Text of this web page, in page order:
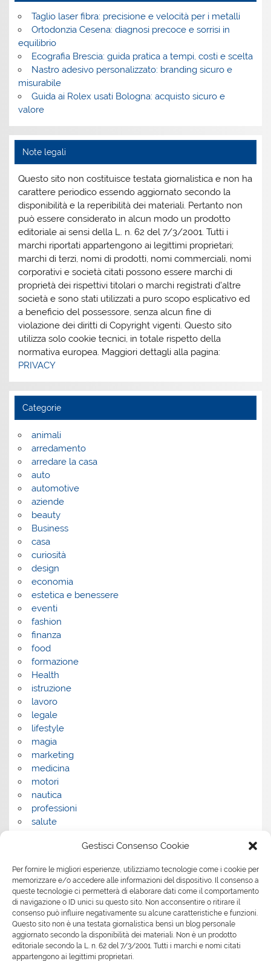
Gestisci Consenso Cookie
Per fornire le migliori esperienze, utilizziamo tecnologie come i cookie per
memorizzare e/o accedere alle informazioni del dispositivo. Il consenso a
queste tecnologie ci permetterà di elaborare dati come il comportamento
di navigazione o ID unici su questo sito. Non acconsentire o ritirare il
consenso può influire negativamente su alcune caratteristiche e funzioni.
Questo sito non è una testata giornalistica bensì un blog personale
aggiornato secondo la disponibilità dei materiali. Non è un prodotto
editoriale secondo la L. n. 62 del 7/3/2001. Tutti i marchi e nomi citati
appartengono ai legittimi proprietari.
Taglio laser fibra: precisione e velocità per i metalli
Ortodonzia Cesena: diagnosi precoce e sorrisi in
equilibrio
Ecografia Brescia: guida pratica a tempi, costi e scelta
Nastro adesivo personalizzato: branding sicuro e
misurabile
Guida ai Rolex usati Bologna: acquisto sicuro e
valore
Note legali
Questo sito non costituisce testata giornalistica e non ha
carattere periodico essendo aggiornato secondo la
disponibilità e la reperibilità dei materiali. Pertanto non
può essere considerato in alcun modo un prodotto
editoriale ai sensi della L. n. 62 del 7/3/2001. Tutti i
marchi riportati appartengono ai legittimi proprietari;
marchi di terzi, nomi di prodotti, nomi commerciali, nomi
corporativi e società citati possono essere marchi di
proprietà dei rispettivi titolari o marchi registrati d’altre
società e sono stati utilizzati a puro scopo esplicativo ed
a beneficio del possessore, senza alcun fine di
violazione dei diritti di Copyright vigenti. Questo sito
utilizza solo cookie tecnici, in totale rispetto della
normativa europea. Maggiori dettagli alla pagina:
PRIVACY
Categorie
animali
arredamento
arredare la casa
auto
automotive
aziende
beauty
Business
casa
curiosità
design
economia
estetica e benessere
eventi
fashion
finanza
food
formazione
Health
istruzione
lavoro
legale
lifestyle
magia
marketing
medicina
motori
nautica
professioni
salute
servizi per le aziende
shopping
sport
Tech
tecnologia
travel
Uncategorized